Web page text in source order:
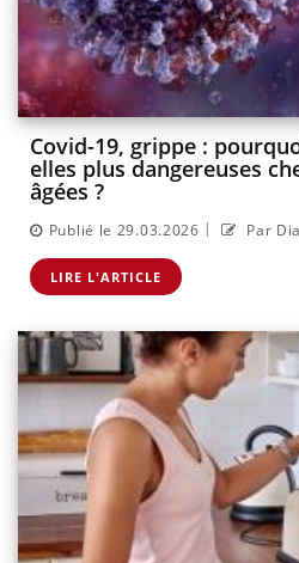
Covid-19, grippe :
elles plus dangereuses
âgées ?
Publié le 29.03.2026 | Par
LIRE L'ARTICLE